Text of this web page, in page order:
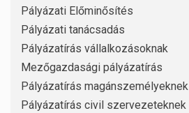
Pályázati Előminősítés
Pályázati tanácsadás
Pályázatírás vállalkozásoknak
Mezőgazdasági pályázatírás
Pályázatírás magánszemélyeknek
Pályázatírás civil szervezeteknek